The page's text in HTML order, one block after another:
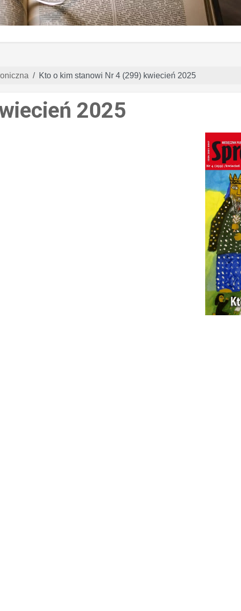
Kto o kim stanowi Nr 4 (299) kwiecień 2025
2025